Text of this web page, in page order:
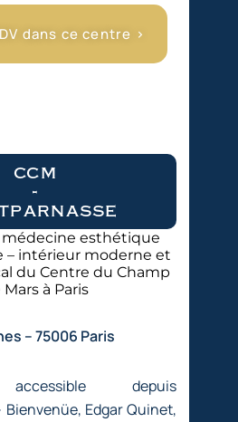
dans ce centre >
ccm
-
– 75006 Paris
accessible depuis
Edgar Quinet,